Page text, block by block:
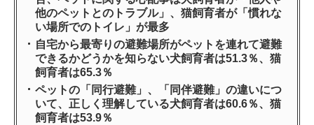
他のペットとのトラブル」、猫飼育者が「慣れな
い場所でのトイレ」が最多
自宅から最寄りの避難場所がペットを連れて避難
できるかどうかを知らない犬飼育者は51.3％、猫
飼育者は65.3％
ペットの「同行避難」、「同伴避難」の違いにつ
いて、正しく理解している犬飼育者は60.6％、猫
飼育者は53.9％